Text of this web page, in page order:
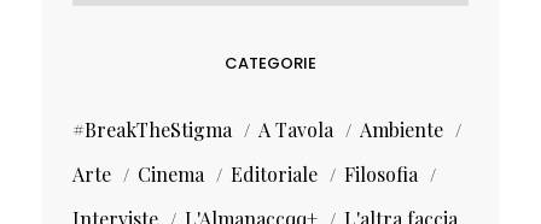
CATEGORIE
#BreakTheStigma A Tavola
Ambiente
Arte
Cinema Editoriale
Filosofia